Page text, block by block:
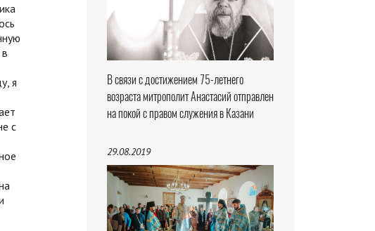
В связи с достижением 75-летнего
возраста митрополит Анастасий отправлен
на покой с правом служения в Казани
29.08.2019
я
с